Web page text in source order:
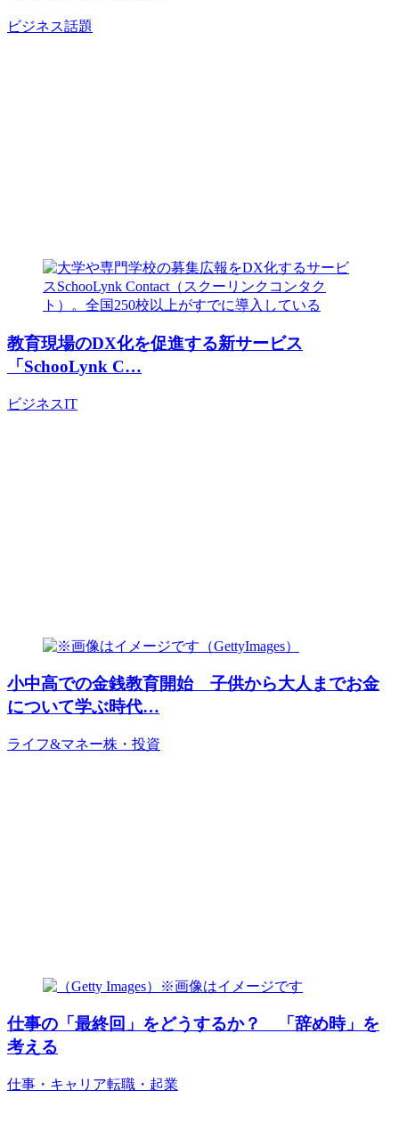
ビジネス話題
教育現場のDX化を促進する新サービス
「SchooLynk C…
ビジネスIT
小中高での金銭教育開始 子供から大人までお金
について学ぶ時代…
ライフ&マネー株・投資
仕事の「最終回」をどうするか？ 「辞め時」を
考える
仕事・キャリア転職・起業